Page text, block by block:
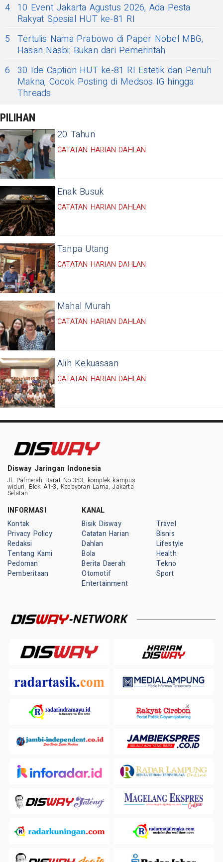
4 10 Event Jakarta Agustus 2026, Ada Pesta
Rakyat Spesial HUT ke-81 RI
5 Tertulis Nama Prabowo di Paper Nobel MBG,
Hasan Nasbi: Bukan dari Pemerintah
6
30 Ide Caption HUT ke-81 RI Estetik dan Penuh
Makna, Cocok Posting di Medsos IG hingga
Threads
PILIHAN
20 Tahun
CATATAN HARIAN DAHLAN
Enak Busuk
CATATAN HARIAN DAHLAN
Tanpa Utang
CATATAN HARIAN DAHLAN
Mahal Murah
CATATAN HARIAN DAHLAN
Alih Kekuasaan
CATATAN HARIAN DAHLAN
Disway Jaringan Indonesia
Jl. Palmerah Barat No.353, komplek kampus
widuri, Blok A1-3, Kebayoran Lama, Jakarta
Selatan
INFORMASI
Kontak
Privacy Policy
Redaksi
Tentang Kami
Pedoman
Pemberitaan
KANAL
Bisik Disway
Catatan Harian
Dahlan
Bola
Berita Daerah
Otomotif
Entertainment
Travel
Bisnis
Lifestyle
Health
Tekno
Sport